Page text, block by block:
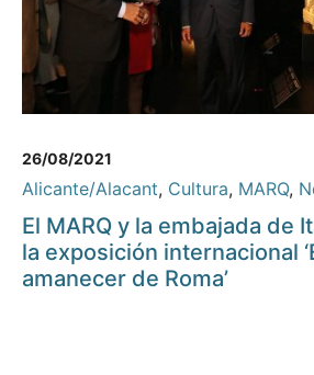
26/08/2021
Alicante/Alacant, Cultura, MARQ,
El MARQ y la embajada de
la exposición internacional
amanecer de Roma’